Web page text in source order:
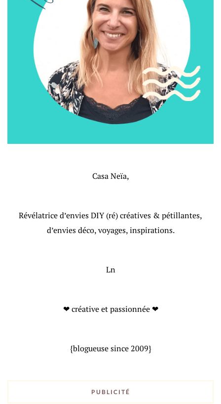
Casa Neïa,
Révélatrice d’envies DIY (ré) créatives & pétillantes,
d’envies déco, voyages, inspirations.
Ln
❤ créative et passionnée ❤
{blogueuse since 2009}
PUBLICITÉ